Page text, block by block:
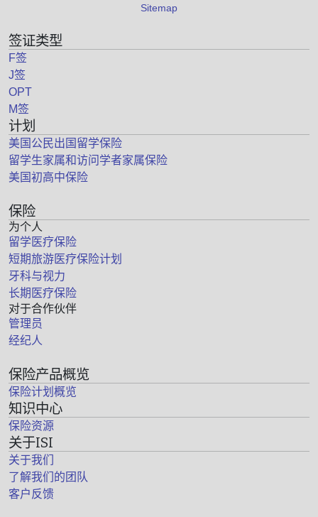
Sitemap
签证类型
F签
J签
OPT
M签
计划
美国公民出国留学保险
留学生家属和访问学者家属保险
美国初高中保险
保险
为个人
留学医疗保险
短期旅游医疗保险计划
牙科与视力
长期医疗保险
对于合作伙伴
管理员
经纪人
保险产品概览
保险计划概览
知识中心
保险资源
关于ISI
关于我们
了解我们的团队
客户反馈